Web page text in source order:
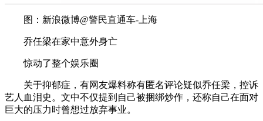
图：新浪微博@警民直通车-上海
乔任梁在家中意外身亡
惊动了整个娱乐圈
关于抑郁症，有网友爆料称有匿名评论疑似乔任梁，控诉
艺人血泪史。文中不仅提到自己被捆绑炒作，还称自己在面对
巨大的压力时曾想过放弃事业。